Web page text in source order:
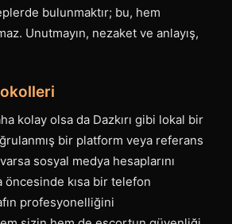
bulunmaktır; bu, hem
Unutmayın, nezaket ve anlayış,
kolay olsa da Dazkırı gibi lokal bir
bir platform veya referans
sosyal medya hesaplarını
öncesinde kısa bir telefon
profesyonelliğini